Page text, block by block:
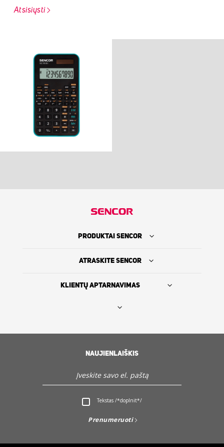
Atsisiųsti
PRODUKTAI SENCOR
ATRASKITE SENCOR
KLIENTŲ APTARNAVIMAS
NAUJIENLAIŠKIS
Tekstas /*doplnit*/
Prenumeruoti